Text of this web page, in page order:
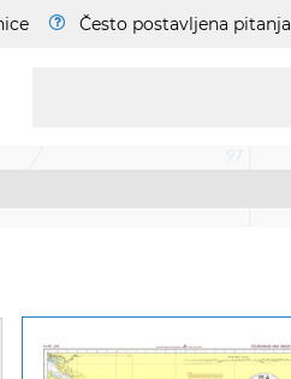
Često postavljena pitanja